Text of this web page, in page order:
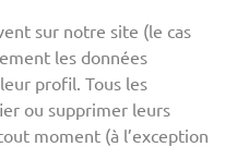
sur notre site (le cas
les données
profil. Tous les
ou supprimer leurs
moment (à l’exception